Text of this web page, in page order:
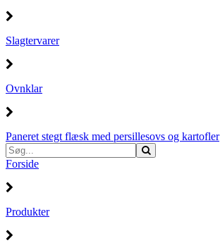
Slagtervarer
Ovnklar
Paneret stegt flæsk med persillesovs og kartofler
Forside
Produkter